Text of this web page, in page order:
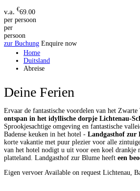
€69.00
per persoon
per
persoon
zur Buchung Enquire now
Home
Duitsland
Abreise
Deine Ferien
Ervaar de fantastische voordelen van het Zwarte
ontspan in het idyllische dorpje Lichtenau-
Sprookjesachtige omgeving en fantastische
Badense keuken in het hotel - Landgasthof zur
korte vakantie met puur plezier voor alle
van het hotel nodigt u uit voor een koel drankje
platteland. Landgasthof zur Blume heeft een
Eigen vervoer Available on request Lichtenau,